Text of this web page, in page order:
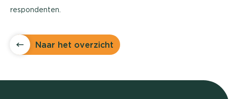
respondenten.
Naar het overzicht